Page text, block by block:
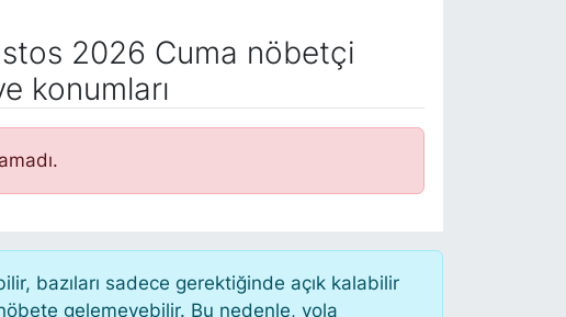
2026 Cuma nöbetçi
konumları
bazıları sadece gerektiğinde açık kalabilir
gelemeyebilir. Bu nedenle, yola